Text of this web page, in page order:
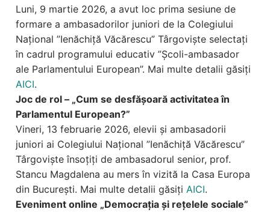
Luni, 9 martie 2026, a avut loc prima sesiune de
formare a ambasadorilor juniori de la Colegiului
Național ”Ienăchiță Văcărescu” Târgoviște selectați
în cadrul programului educativ ”Școli-ambasador
ale Parlamentului European”. Mai multe detalii găsiți
AICI.
Joc de rol – „Cum se desfășoară activitatea în
Parlamentul European?”
Vineri, 13 februarie 2026, elevii și ambasadorii
juniori ai Colegiului Național ”Ienăchiță Văcărescu”
Târgoviște însoțiți de ambasadorul senior, prof.
Stancu Magdalena au mers în vizită la Casa Europa
din București. Mai multe detalii găsiți AICI.
Eveniment online „Democrația și rețelele sociale”